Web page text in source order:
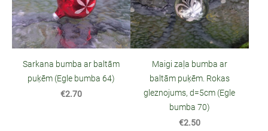
Sarkana bumba ar baltām
puķēm (Egle bumba 64)
€2.70
Maigi zaļa bumba ar
baltām puķēm. Rokas
gleznojums, d=5cm (Egle
bumba 70)
€2.50